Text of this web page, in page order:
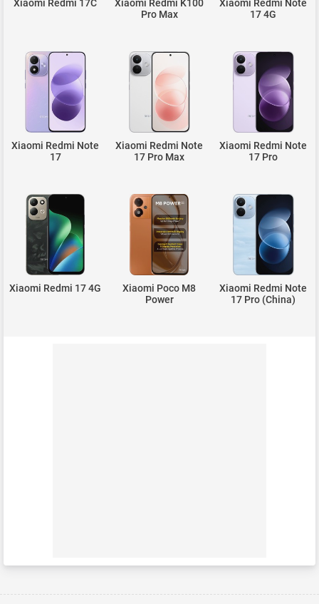
Xiaomi Redmi 17C
Xiaomi Redmi K100
Pro Max
Xiaomi Redmi Note
17 4G
Xiaomi Redmi Note
17
Xiaomi Redmi Note
17 Pro Max
Xiaomi Redmi Note
17 Pro
Xiaomi Redmi 17 4G
Xiaomi Poco M8
Power
Xiaomi Redmi Note
17 Pro (China)